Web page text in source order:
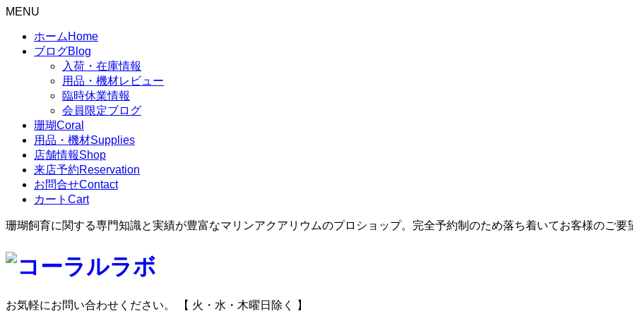
MENU
ホーム Home
ブログBlog
入荷・在庫情報
用品・機材レビュー
臨時休業情報
会員限定ブログ
珊瑚Coral
用品・機材Supplies
店舗情報Shop
来店予約Reservation
お問合せContact
カート Cart
珊瑚飼育に関する専門知識と実績が豊富なマリンアクアリウムのプロショップ。完全予約制のため落ち着いてお客様のご要
お気軽にお問い合わせください。 【 火・水・木曜日除く 】